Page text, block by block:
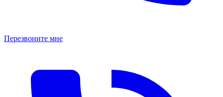
Перезвоните мне